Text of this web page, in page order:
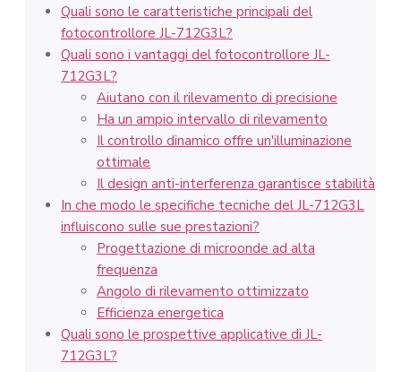
Quali sono le caratteristiche principali del
fotocontrollore JL-712G3L?
Quali sono i vantaggi del fotocontrollore JL-
712G3L?
Aiutano con il rilevamento di precisione
Ha un ampio intervallo di rilevamento
Il controllo dinamico offre un'illuminazione
ottimale
Il design anti-interferenza garantisce stabilità
In che modo le specifiche tecniche del JL-712G3L
influiscono sulle sue prestazioni?
Progettazione di microonde ad alta
frequenza
Angolo di rilevamento ottimizzato
Efficienza energetica
Quali sono le prospettive applicative di JL-
712G3L?